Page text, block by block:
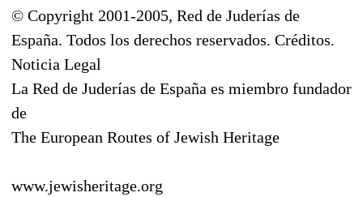
© Copyright 2001-2005, Red de Juderías de
España. Todos los derechos reservados. Créditos.
Noticia Legal
La Red de Juderías de España es miembro fundador
de
The European Routes of Jewish Heritage
www.jewisheritage.org